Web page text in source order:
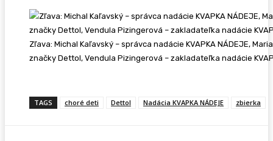
Zľava: Michal Kaľavský – správca nadácie KVAPKA NÁDEJE,
značky Dettol, Vendula Pizingerová – zakladateľka nadácie
TAGS choré deti Dettol Nadácia KVAPKA NÁDEJE zbierka